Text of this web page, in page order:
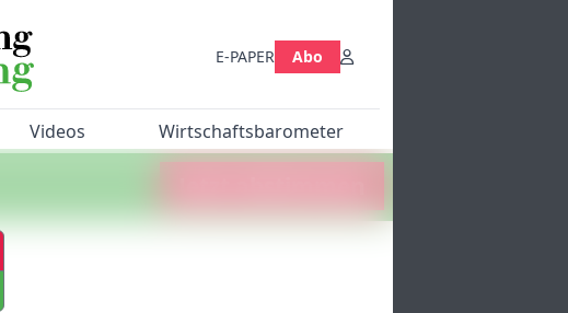
E-PAPER Abo
Videos Wirtschaftsbarometer